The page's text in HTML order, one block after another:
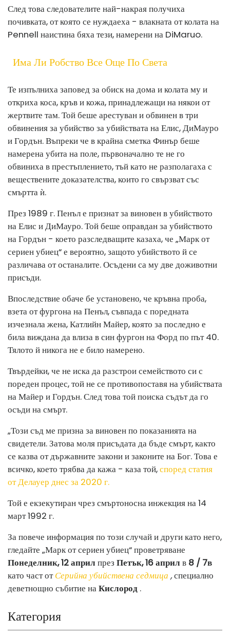
След това следователите най-накрая получиха
почивката, от която се нуждаеха - влакната от колата на
Pennell наистина бяха тези, намерени на DiMaruo.
Има Ли Робство Все Още По Света
Те изпълниха заповед за обиск на дома и колата му и
откриха коса, кръв и кожа, принадлежащи на някои от
жертвите там. Той беше арестуван и обвинен в три
обвинения за убийство за убийствата на Елис, ДиМауро
и Гордън. Въпреки че в крайна сметка Финър беше
намерена убита на поле, първоначално те не го
обвиниха в престъплението, тъй като не разполагаха с
веществените доказателства, които го свързват със
смъртта ѝ.
През 1989 г. Пенъл е признат за виновен в убийството
на Елис и ДиМауро. Той беше оправдан за убийството
на Гордън - което разследващите казаха, че „Марк от
сериен убиец“ е вероятно, защото убийството й се
различава от останалите. Осъдени са му две доживотни
присъди.
Впоследствие обаче бе установено, че кръвна проба,
взета от фургона на Пенъл, съвпада с поредната
изчезнала жена, Катлийн Майер, която за последно е
била виждана да влиза в син фургон на Форд по път 40.
Тялото й никога не е било намерено.
Твърдейки, че не иска да разстрои семейството си с
пореден процес, той не се противопоставя на убийствата
на Майер и Гордън. След това той поиска съдът да го
осъди на смърт.
„Този ​​съд ме призна за виновен по показанията на
свидетели. Затова моля присъдата да бъде смърт, както
се казва от държавните закони и законите на Бог. Това е
всичко, което трябва да кажа - каза той,според статия
от Делауер днес за 2020 г.
Той е екзекутиран чрез смъртоносна инжекция на 14
март 1992 г.
За повече информация по този случай и други като него,
гледайте „Марк от сериен убиец“ проветряване
Понеделник, 12 април през Петък, 16 април в 8 / 7в
като част отСерийна убийствена седмица ,специално
деветнощно събитие наКислород .
Категория